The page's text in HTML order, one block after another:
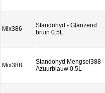
Mix386
Standohyd - Glanzend
bruin 0.5L
Mix388
Standohyd Mengsel388 -
Azuurblauw 0.5L